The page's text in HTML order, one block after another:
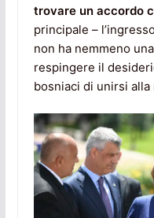
trovare un accordo
principale –
non ha nemmeno
respingere il
bosniaci di unirsi alla